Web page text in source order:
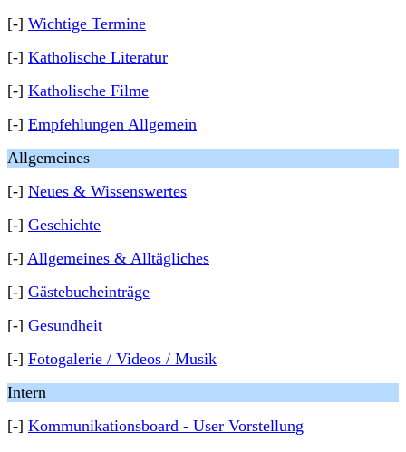
[-] Wichtige Termine
[-] Katholische Literatur
[-] Katholische Filme
[-] Empfehlungen Allgemein
Allgemeines
[-] Neues & Wissenswertes
[-] Geschichte
[-] Allgemeines & Alltägliches
[-] Gästebucheinträge
[-] Gesundheit
[-] Fotogalerie / Videos / Musik
Intern
[-] Kommunikationsboard - User Vorstellung